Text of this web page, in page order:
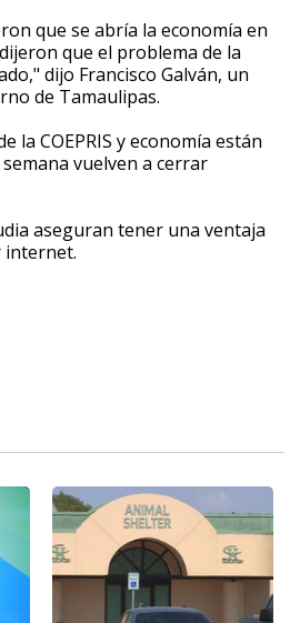
que se abría la economía en
que el problema de la
dijo Francisco Galván, un
de Tamaulipas.
la COEPRIS y economía están
vuelven a cerrar
aseguran tener una ventaja
internet.